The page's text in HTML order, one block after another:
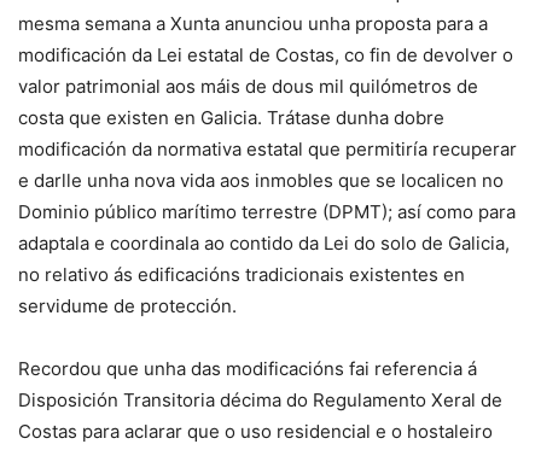
mesma semana a Xunta anunciou unha proposta para a
modificación da Lei estatal de Costas, co fin de devolver o
valor patrimonial aos máis de dous mil quilómetros de
costa que existen en Galicia. Trátase dunha dobre
modificación da normativa estatal que permitiría recuperar
e darlle unha nova vida aos inmobles que se localicen no
Dominio público marítimo terrestre (DPMT); así como para
adaptala e coordinala ao contido da Lei do solo de Galicia,
no relativo ás edificacións tradicionais existentes en
servidume de protección.
Recordou que unha das modificacións fai referencia á
Disposición Transitoria décima do Regulamento Xeral de
Costas para aclarar que o uso residencial e o hostaleiro